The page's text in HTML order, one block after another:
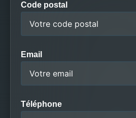
Code postal
Email
Téléphone